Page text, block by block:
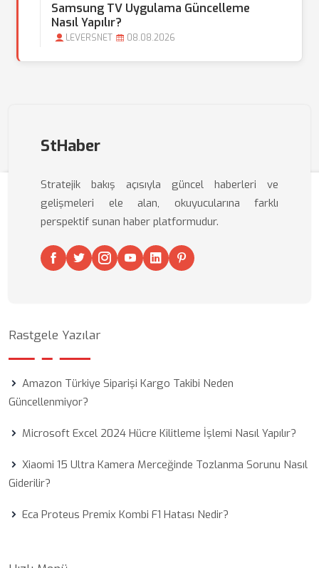
Samsung TV Uygulama Güncelleme
Nasıl Yapılır?
LEVERSNET 08.08.2026
StHaber
Stratejik bakış açısıyla güncel haberleri ve
gelişmeleri ele alan, okuyucularına farklı
perspektif sunan haber platformudur.
Rastgele Yazılar
Amazon Türkiye Siparişi Kargo Takibi Neden
Güncellenmiyor?
Microsoft Excel 2024 Hücre Kilitleme İşlemi Nasıl Yapılır?
Xiaomi 15 Ultra Kamera Merceğinde Tozlanma Sorunu Nasıl
Giderilir?
Eca Proteus Premix Kombi F1 Hatası Nedir?